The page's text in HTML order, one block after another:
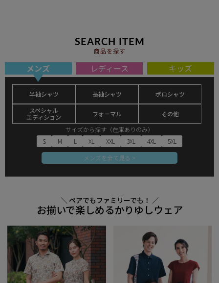
SEARCH ITEM
商品を探す
メンズ レディース キッズ
半袖シャツ 長袖シャツ
ポロシャツ
スペシャル
エディション
フォーマル
その他
サイズから探す（在庫ありのみ）
S
M L XL XXL 3XL 4XL
5XL
メンズを全て見る >
＼ ペアでもファミリーでも！ ／
お揃いで楽しめるかりゆしウェア